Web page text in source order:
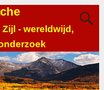
- wereldwijd,